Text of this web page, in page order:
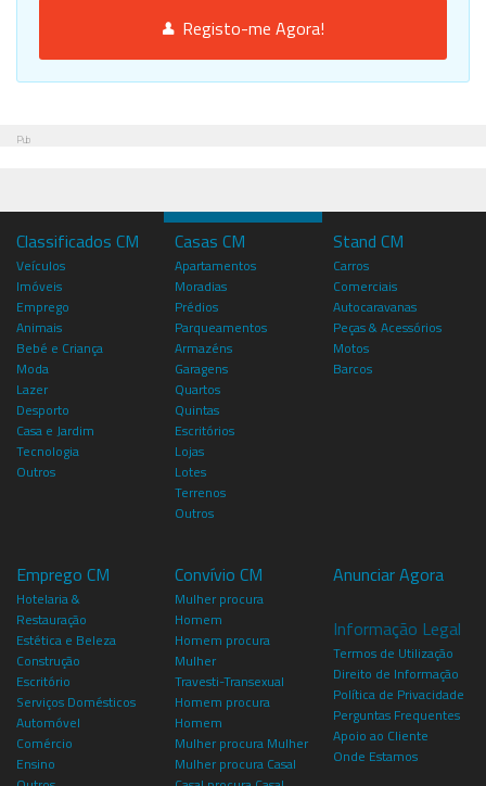
Registo-me Agora!
Pub
Classificados CM
Veículos
Imóveis
Emprego
Animais
Bebé e Criança
Moda
Lazer
Desporto
Casa e Jardim
Tecnologia
Outros
Casas CM
Apartamentos
Moradias
Prédios
Parqueamentos
Armazéns
Garagens
Quartos
Quintas
Escritórios
Lojas
Lotes
Terrenos
Outros
Stand CM
Carros
Comerciais
Autocaravanas
Peças & Acessórios
Motos
Barcos
Emprego CM
Hotelaria &
Restauração
Estética e Beleza
Construção
Escritório
Serviços Domésticos
Automóvel
Comércio
Ensino
Convívio CM
Mulher procura
Homem
Homem procura
Mulher
Travesti-Transexual
Homem procura
Homem
Mulher procura Mulher
Mulher procura Casal
Anunciar Agora
Informação Legal
Termos de Utilização
Direito de Informação
Política de Privacidade
Perguntas Frequentes
Apoio ao Cliente
Onde Estamos